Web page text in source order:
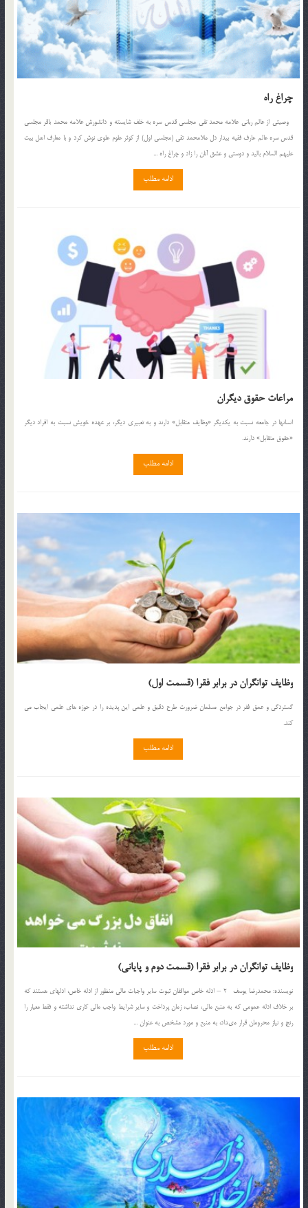
چراغ راه
وصيتي از عالم رباني علامه محمد تقي مجلسي قدس سره به خلف شايسته و دانشورش علامه محمد باقر مجلسي
قدس سره عالم عارف فقيه بيدار دل ملامحمد تقي (مجلسي اول) از کوثر علوم علوي نوش کرد و با معارف اهل بيت
عليهم السلام باليد و دوستي و عشق آنان را زاد و چراغ راه ...
ادامه مطلب
مراعات حقوق ديگران
انسانها در جامعه نسبت به يکديگر «وظايف متقابل» دارند و به تعبيري ديگر، بر عهده خويش نسبت به افراد ديگر
«حقوق متقابل» دارند.
ادامه مطلب
وظایف توانگران در برابر فقرا (قسمت اول)
گستردگى و عمق فقر در جوامع مسلمان ضرورت طرح دقيق و علمى اين پديده را در حوزه ‏هاى علمى ايجاب مى
‏كند.
ادامه مطلب
وظایف توانگران در برابر فقرا (قسمت دوم و پایانی)
نويسنده: محمدرضا يوسف 2 – ادله خاص موافقان ثبوت ساير واجبات مالى منظور از ادله خاص، ادله‏اى هستند كه
بر خلاف ادله عمومى كه به منبع مالى، نصاب، زمان پرداخت و ساير شرايط واجب مالى كارى نداشته و فقط معيار را
رنج و نياز محرومان قرار مى‏داد، به منبع و مورد مشخص به عنوان ...
ادامه مطلب